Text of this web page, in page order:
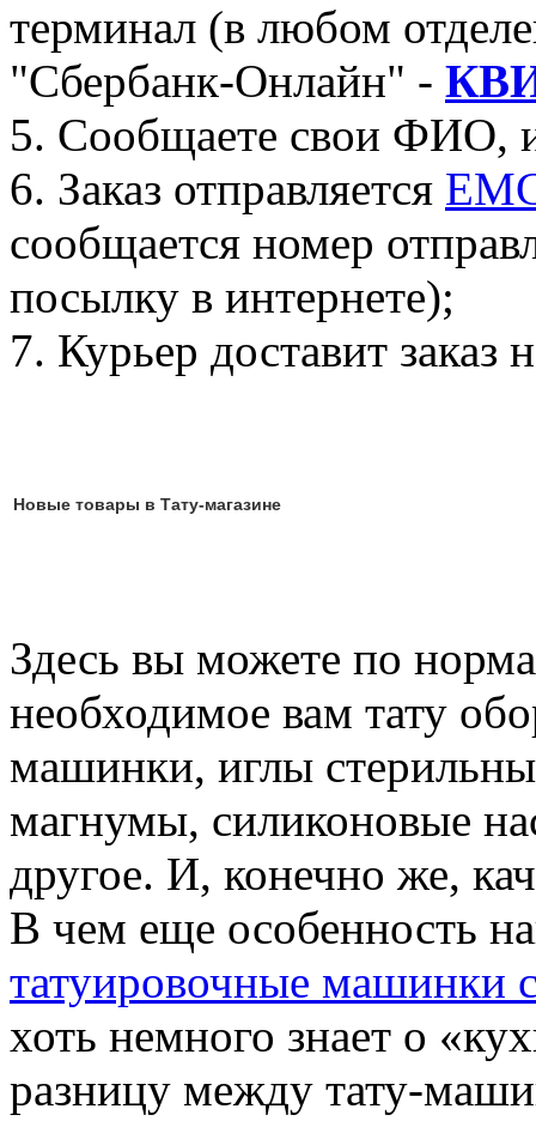
терминал (в любом
"Сбербанк-Онлайн" -
5. Сообщаете свои ФИО,
6. Заказ отправляется
сообщается номер
посылку в интернете);
7. Курьер доставит заказ
Новые товары в Тату-магазине
Здесь вы можете по
необходимое вам тату
машинки, иглы
магнумы, силиконовые
другое. И, конечно же,
В чем еще особенность
татуировочные машинки
хоть немного знает о
разницу между тату-